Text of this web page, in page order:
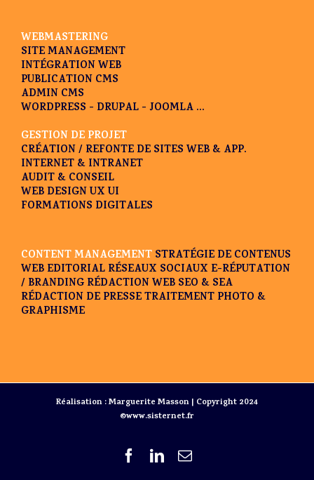
WEBMASTERING
SITE MANAGEMENT
INTÉGRATION WEB
PUBLICATION CMS
ADMIN CMS
WORDPRESS - DRUPAL - JOOMLA ...
GESTION DE PROJET
CRÉATION / REFONTE DE SITES WEB & APP.
INTERNET & INTRANET
AUDIT & CONSEIL
WEB DESIGN UX UI
FORMATIONS DIGITALES
CONTENT MANAGEMENT STRATÉGIE DE CONTENUS
WEB EDITORIAL RÉSEAUX SOCIAUX E-RÉPUTATION
/ BRANDING RÉDACTION WEB SEO & SEA
RÉDACTION DE PRESSETRAITEMENT PHOTO &
GRAPHISME
Réalisation : Marguerite Masson | Copyright 2024
©www.sisternet.fr